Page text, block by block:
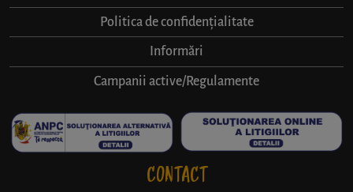
Politica de confidențialitate
Informări
Campanii active/Regulamente
CONTACT